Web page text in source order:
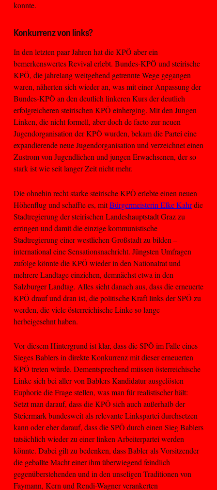
konnte.
Konkurrenz von links?
In den letzten paar Jahren hat die KPÖ aber ein
bemerkenswertes Revival erlebt. Bundes-KPÖ und steirische
KPÖ, die jahrelang weitgehend getrennte Wege gegangen
waren, näherten sich wieder an, was mit einer Anpassung der
Bundes-KPÖ an den deutlich linkeren Kurs der deutlich
erfolgreicheren steirischen KPÖ einherging. Mit den Jungen
Linken, die nicht formell, aber doch de facto zur neuen
Jugendorganisation der KPÖ wurden, bekam die Partei eine
expandierende neue Jugendorganisation und verzeichnet einen
Zustrom von Jugendlichen und jungen Erwachsenen, der so
stark ist wie seit langer Zeit nicht mehr.
Die ohnehin recht starke steirische KPÖ erlebte einen neuen
Höhenflug und schaffte es, mitBürgermeisterin Elke Kahrdie
Stadtregierung der steirischen Landeshauptstadt Graz zu
erringen und damit die einzige kommunistische
Stadtregierung einer westlichen Großstadt zu bilden –
international eine Sensationsnachricht. Jüngsten Umfragen
zufolge könnte die KPÖ wieder in den Nationalrat und
mehrere Landtage einziehen, demnächst etwa in den
Salzburger Landtag. Alles sieht danach aus, dass die erneuerte
KPÖ drauf und dran ist, die politische Kraft links der SPÖ zu
werden, die viele österreichische Linke so lange
herbeigesehnt haben.
Vor diesem Hintergrund ist klar, dass die SPÖ im Falle eines
Sieges Bablers in direkte Konkurrenz mit dieser erneuerten
KPÖ treten würde. Dementsprechend müssen österreichische
Linke sich bei aller von Bablers Kandidatur ausgelösten
Euphorie die Frage stellen, was man für realistischer hält:
Setzt man darauf, dass die KPÖ sich auch außerhalb der
Steiermark bundesweit als relevante Linkspartei durchsetzen
kann oder eher darauf, dass die SPÖ durch einen Sieg Bablers
tatsächlich wieder zu einer linken Arbeiterpartei werden
könnte. Dabei gilt zu bedenken, dass Babler als Vorsitzender
die geballte Macht einer ihm überwiegend feindlich
gegenüberstehenden und in den unseligen Traditionen von
Faymann, Kern und Rendi-Wagner verankerten